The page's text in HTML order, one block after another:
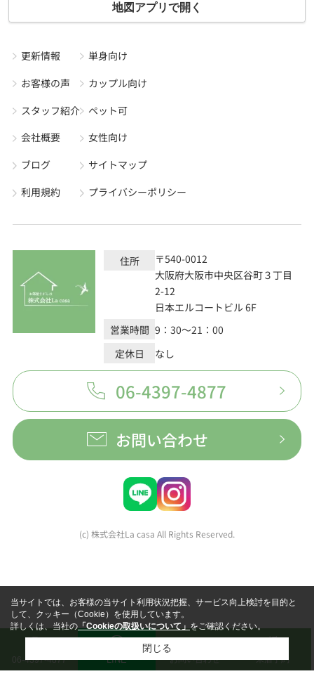
地図アプリで開く
更新情報
お客様の声
スタッフ紹介
会社概要
ブログ
利用規約
単身向け
カップル向け
ペット可
女性向け
サイトマップ
プライバシーポリシー
住所
〒540-0012
大阪府大阪市中央区谷町３丁目
2-12
日本エルコートビル 6F
営業時間 9：30～21：00
定休日
なし
06-4397-4877
お問い合わせ
(c) 株式会社La casa All Rights Reserved.
06-4397-4877 LINE お問い合わせ 来店予約
当サイトでは、お客様の当サイト利用状況把握、サービス向上検討を目的と
して、クッキー（Cookie）を使用しています。
詳しくは、当社の「Cookieの取扱いについて」をご確認ください。
閉じる